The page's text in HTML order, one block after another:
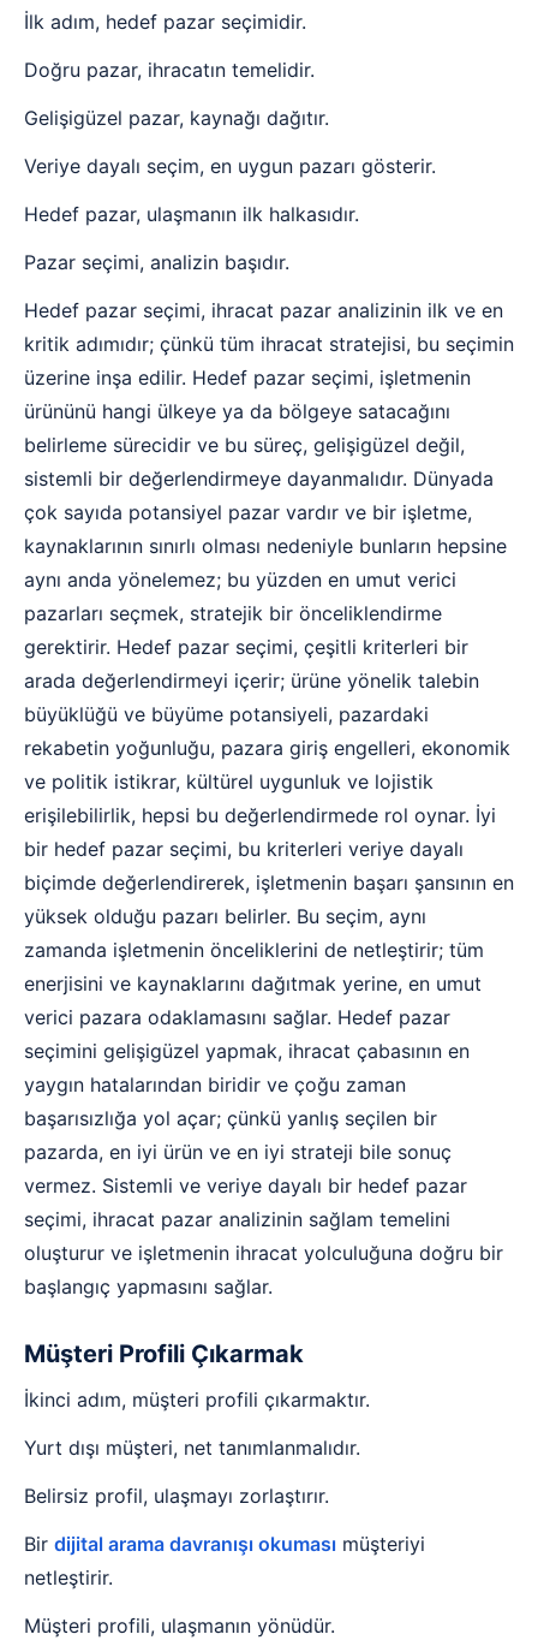
İlk adım, hedef pazar seçimidir.
Doğru pazar, ihracatın temelidir.
Gelişigüzel pazar, kaynağı dağıtır.
Veriye dayalı seçim, en uygun pazarı gösterir.
Hedef pazar, ulaşmanın ilk halkasıdır.
Pazar seçimi, analizin başıdır.
Hedef pazar seçimi, ihracat pazar analizinin ilk ve en
kritik adımıdır; çünkü tüm ihracat stratejisi, bu seçimin
üzerine inşa edilir. Hedef pazar seçimi, işletmenin
ürününü hangi ülkeye ya da bölgeye satacağını
belirleme sürecidir ve bu süreç, gelişigüzel değil,
sistemli bir değerlendirmeye dayanmalıdır. Dünyada
çok sayıda potansiyel pazar vardır ve bir işletme,
kaynaklarının sınırlı olması nedeniyle bunların hepsine
aynı anda yönelemez; bu yüzden en umut verici
pazarları seçmek, stratejik bir önceliklendirme
gerektirir. Hedef pazar seçimi, çeşitli kriterleri bir
arada değerlendirmeyi içerir; ürüne yönelik talebin
büyüklüğü ve büyüme potansiyeli, pazardaki
rekabetin yoğunluğu, pazara giriş engelleri, ekonomik
ve politik istikrar, kültürel uygunluk ve lojistik
erişilebilirlik, hepsi bu değerlendirmede rol oynar. İyi
bir hedef pazar seçimi, bu kriterleri veriye dayalı
biçimde değerlendirerek, işletmenin başarı şansının en
yüksek olduğu pazarı belirler. Bu seçim, aynı
zamanda işletmenin önceliklerini de netleştirir; tüm
enerjisini ve kaynaklarını dağıtmak yerine, en umut
verici pazara odaklamasını sağlar. Hedef pazar
seçimini gelişigüzel yapmak, ihracat çabasının en
yaygın hatalarından biridir ve çoğu zaman
başarısızlığa yol açar; çünkü yanlış seçilen bir
pazarda, en iyi ürün ve en iyi strateji bile sonuç
vermez. Sistemli ve veriye dayalı bir hedef pazar
seçimi, ihracat pazar analizinin sağlam temelini
oluşturur ve işletmenin ihracat yolculuğuna doğru bir
başlangıç yapmasını sağlar.
Müşteri Profili Çıkarmak
İkinci adım, müşteri profili çıkarmaktır.
Yurt dışı müşteri, net tanımlanmalıdır.
Belirsiz profil, ulaşmayı zorlaştırır.
Bir dijital arama davranışı okuması müşteriyi
netleştirir.
Müşteri profili, ulaşmanın yönüdür.